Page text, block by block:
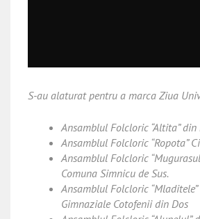
S-au alaturat pentru a marca Ziua
Ansamblul Folcloric “Altita”
Ansamblul Folcloric “Ropota”
Ansamblul Folcloric
Comuna Simnicu de Sus.
Ansamblul Folcloric
Gimnaziale Cotofenii din Dos